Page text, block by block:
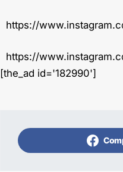
https://
https://
[the_ad id='182990']